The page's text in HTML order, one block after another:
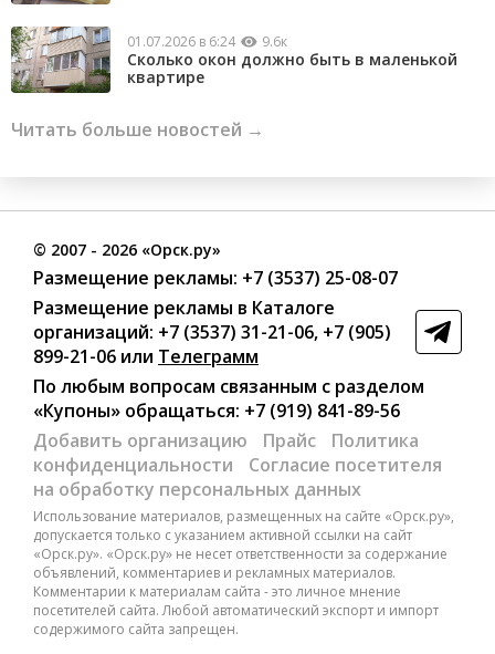
01.07.2026 в 6:24 9.6к
Сколько окон должно быть в маленькой
квартире
Читать больше новостей →
© 2007 - 2026 «Орск.ру»
Размещение рекламы: +7 (3537) 25-08-07
Размещение рекламы в Каталоге
организаций: +7 (3537) 31-21-06, +7 (905)
899-21-06 или Телеграмм
По любым вопросам связанным с разделом
«Купоны» обращаться: +7 (919) 841-89-56
Добавить организацию
Прайс
Политика
конфиденциальности
Согласие посетителя
на обработку персональных данных
Использование материалов, размещенных на сайте «Орск.ру»,
допускается только с указанием активной ссылки на сайт
«Орск.ру». «Орск.ру» не несет ответственности за содержание
объявлений, комментариев и рекламных материалов.
Комментарии к материалам сайта - это личное мнение
посетителей сайта. Любой автоматический экспорт и импорт
содержимого сайта запрещен.